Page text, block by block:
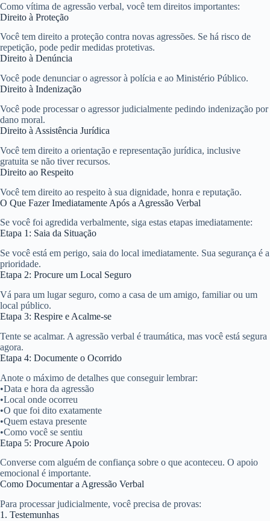
Como vítima de agressão verbal, você tem direitos importantes:
Direito à Proteção
Você tem direito a proteção contra novas agressões. Se há risco de
repetição, pode pedir medidas protetivas.
Direito à Denúncia
Você pode denunciar o agressor à polícia e ao Ministério Público.
Direito à Indenização
Você pode processar o agressor judicialmente pedindo indenização por
dano moral.
Direito à Assistência Jurídica
Você tem direito a orientação e representação jurídica, inclusive
gratuita se não tiver recursos.
Direito ao Respeito
Você tem direito ao respeito à sua dignidade, honra e reputação.
O Que Fazer Imediatamente Após a Agressão Verbal
Se você foi agredida verbalmente, siga estas etapas imediatamente:
Etapa 1: Saia da Situação
Se você está em perigo, saia do local imediatamente. Sua segurança é a
prioridade.
Etapa 2: Procure um Local Seguro
Vá para um lugar seguro, como a casa de um amigo, familiar ou um
local público.
Etapa 3: Respire e Acalme-se
Tente se acalmar. A agressão verbal é traumática, mas você está segura
agora.
Etapa 4: Documente o Ocorrido
Anote o máximo de detalhes que conseguir lembrar:
•Data e hora da agressão
•Local onde ocorreu
•O que foi dito exatamente
•Quem estava presente
•Como você se sentiu
Etapa 5: Procure Apoio
Converse com alguém de confiança sobre o que aconteceu. O apoio
emocional é importante.
Como Documentar a Agressão Verbal
Para processar judicialmente, você precisa de provas:
1. Testemunhas